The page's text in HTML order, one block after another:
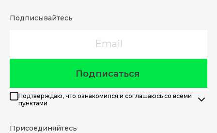
Подписывайтесь
Подписаться
Подтверждаю, что ознакомился и соглашаюсь со всеми
пунктами
Присоединяйтесь